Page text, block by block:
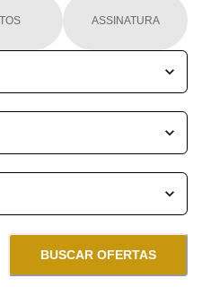
ASSINATURA
BUSCAR OFERTAS